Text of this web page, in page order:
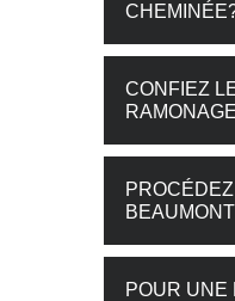
CONFIEZ
POUR UNE